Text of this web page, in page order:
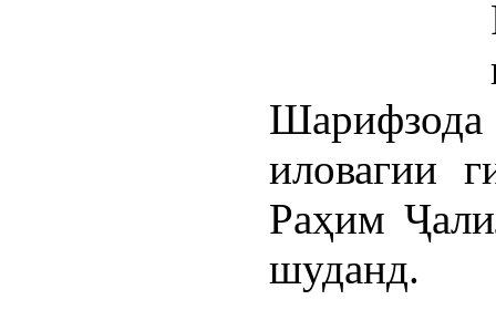
Шарифзода
иловагии
Раҳим
шуданд.